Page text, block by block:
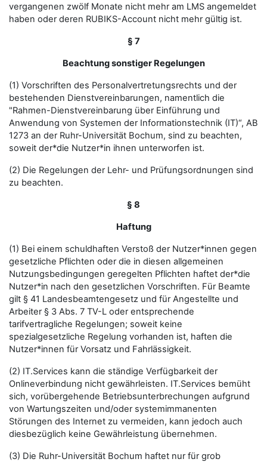
vergangenen zwölf Monate nicht mehr am LMS angemeldet
haben oder deren RUBIKS-Account nicht mehr gültig ist.
§ 7
Beachtung sonstiger Regelungen
(1) Vorschriften des Personalvertretungsrechts und der
bestehenden Dienstvereinbarungen, namentlich die
"Rahmen-Dienstvereinbarung über Einführung und
Anwendung von Systemen der Informationstechnik (IT)“, AB
1273 an der Ruhr-Universität Bochum, sind zu beachten,
soweit der*die Nutzer*in ihnen unterworfen ist.
(2) Die Regelungen der Lehr- und Prüfungsordnungen sind
zu beachten.
§ 8
Haftung
(1) Bei einem schuldhaften Verstoß der Nutzer*innen gegen
gesetzliche Pflichten oder die in diesen allgemeinen
Nutzungsbedingungen geregelten Pflichten haftet der*die
Nutzer*in nach den gesetzlichen Vorschriften. Für Beamte
gilt § 41 Landesbeamtengesetz und für Angestellte und
Arbeiter § 3 Abs. 7 TV-L oder entsprechende
tarifvertragliche Regelungen; soweit keine
spezialgesetzliche Regelung vorhanden ist, haften die
Nutzer*innen für Vorsatz und Fahrlässigkeit.
(2) IT.Services kann die ständige Verfügbarkeit der
Onlineverbindung nicht gewährleisten. IT.Services bemüht
sich, vorübergehende Betriebsunterbrechungen aufgrund
von Wartungszeiten und/oder systemimmanenten
Störungen des Internet zu vermeiden, kann jedoch auch
diesbezüglich keine Gewährleistung übernehmen.
(3) Die Ruhr-Universität Bochum haftet nur für grob